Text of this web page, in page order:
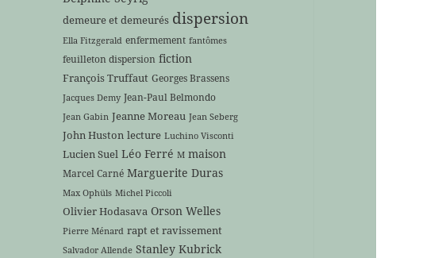
demeure et demeurés dispersion
Ella Fitzgerald enfermement fantômes
feuilleton dispersion fiction
François Truffaut Georges Brassens
Jacques Demy Jean-Paul Belmondo
Jean Gabin Jeanne Moreau Jean Seberg
John Huston lecture Luchino Visconti
Lucien Suel Léo Ferré M maison
Marcel Carné Marguerite Duras
Max Ophüls Michel Piccoli
Olivier Hodasava Orson Welles
Pierre Ménard rapt et ravissement
Salvador Allende Stanley Kubrick